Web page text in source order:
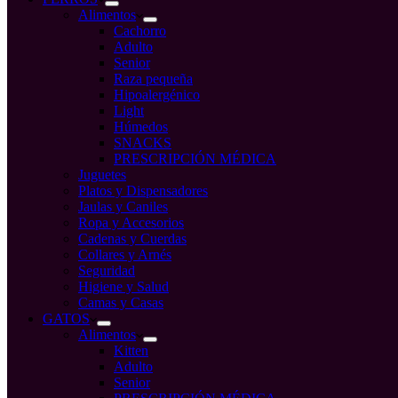
Alimentos
Cachorro
Adulto
Senior
Raza pequeña
Hipoalergénico
Light
Húmedos
SNACKS
PRESCRIPCIÓN MÉDICA
Juguetes
Platos y Dispensadores
Jaulas y Caniles
Ropa y Accesorios
Cadenas y Cuerdas
Collares y Arnés
Seguridad
Higiene y Salud
Camas y Casas
GATOS
Alimentos
Kitten
Adulto
Senior